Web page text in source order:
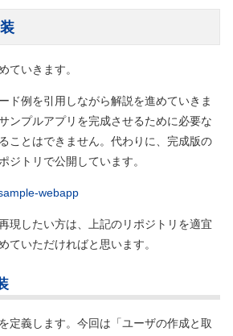
ていきます。
ド例を引用しながら解説を進めていきま
ンプルアプリを完成させるために必要な
ことはできません。代わりに、完成版の
ジトリで公開しています。
webapp
現したい方は、上記のリポジトリを適宜
ていただければと思います。
定義します。今回は「ユーザの作成と取